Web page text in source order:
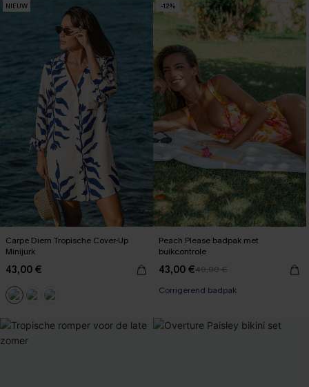
NIEUW
Carpe Diem Tropische Cover-Up
Minijurk
43,00 €
-12%
Peach Please badpak met
buikcontrole
43,00 €49,00 €
【AG18】2 met 10% korting
Corrigerend badpak